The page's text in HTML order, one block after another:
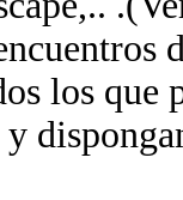
los que